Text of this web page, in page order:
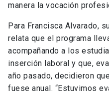
manera la vocación
Para Francisca Alvarado,
relata que el programa
acompañando a los
inserción laboral y que,
año pasado, decidieron
fuese anual. “Estuvimos